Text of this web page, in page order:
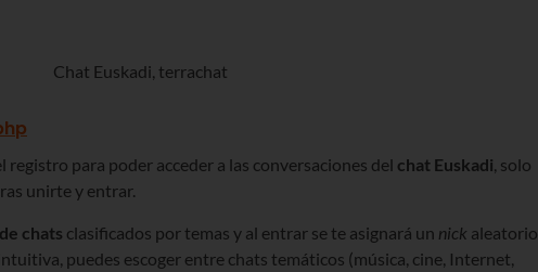
para poder acceder a las conversaciones del chat Euskadi , solo
unirte y entrar.
chats clasificados por temas y al entrar se te asignará un nick aleatorio
puedes escoger entre chats temáticos (música, cine, Internet,